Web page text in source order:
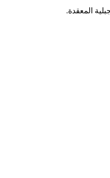
المعقدة.